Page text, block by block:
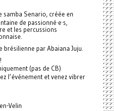
samba Senario, créée en
de passionné·e·s,
et les percussions
par Abaiana Juju.
(pas de CB)
l’événement et venez vibrer
Velin